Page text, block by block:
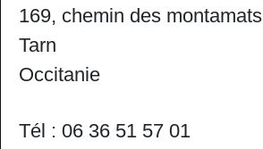
169, chemin des montamats
Tarn
Occitanie
Tél : 06 36 51 57 01